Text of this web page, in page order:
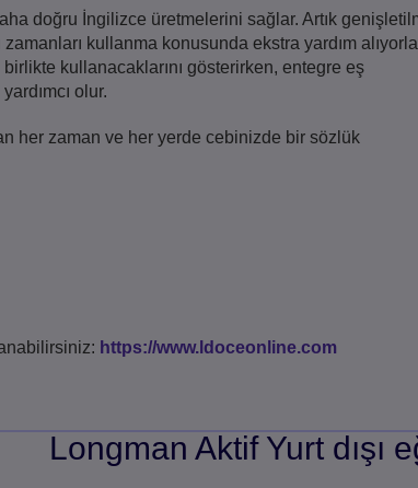
doğru İngilizce üretmelerini sağlar. Artık
kullanma konusunda ekstra yardım
kullanacaklarını gösterirken, entegre eş
olur.
her zaman ve her yerde cebinizde bir sözlük
https://www.ldoceonline.com
Longman Aktif Yurt dışı